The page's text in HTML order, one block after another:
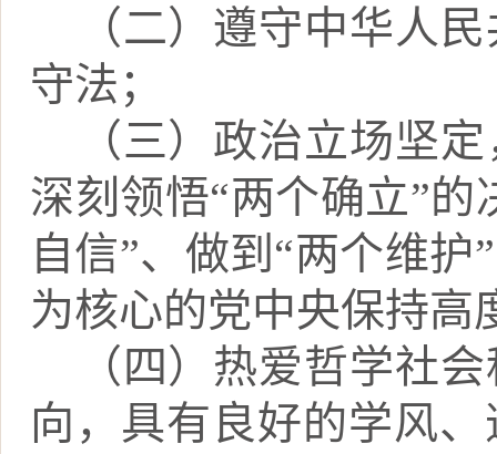
（二）遵守中华人
守法；
（三）政治立场坚
深刻领悟“两个确立”的
自信”、做到“两个维
为核心的党中央保持高
（四）热爱哲学社
向，具有良好的学风